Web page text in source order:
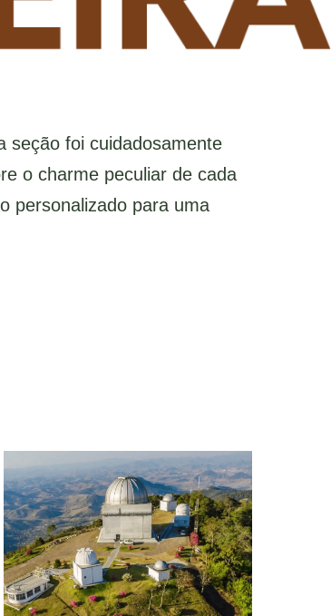
seção foi cuidadosamente
o charme peculiar de cada
personalizado para uma